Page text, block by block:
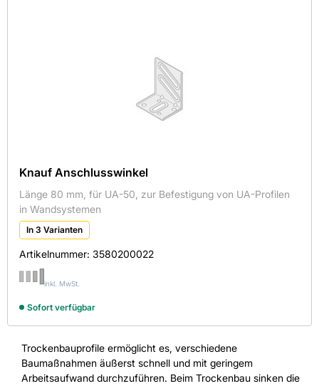
Knauf Anschlusswinkel
Länge 80 mm, für UA-50, zur Befestigung von UA-Profilen
in Wandsystemen
In 3 Varianten
Artikelnummer: 3580200022
inkl. MwSt.
Sofort verfügbar
Trockenbauprofile ermöglicht es, verschiedene
Baumaßnahmen äußerst schnell und mit geringem
Arbeitsaufwand durchzuführen. Beim Trockenbau sinken die